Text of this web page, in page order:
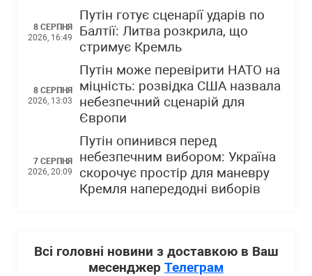
8 СЕРПНЯ
2026, 16:49
Путін готує сценарії ударів по
Балтії: Литва розкрила, що
стримує Кремль
8 СЕРПНЯ
2026, 13:03
Путін може перевірити НАТО на
міцність: розвідка США назвала
небезпечний сценарій для
Європи
7 СЕРПНЯ
2026, 20:09
Путін опинився перед
небезпечним вибором: Україна
скорочує простір для маневру
Кремля напередодні виборів
Всі головні новини з доставкою в Ваш
месенджер Телеграм